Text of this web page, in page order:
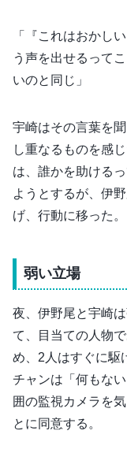
「『これはおかし
う声を出せるって
いのと同じ」
宇崎はその言葉を
し重なるものを感
は、誰かを助ける
ようとするが、伊
げ、行動に移った。
弱い立場
夜、伊野尾と宇崎
て、目当ての人物
め、2人はすぐに駆
チャンは「何もな
囲の監視カメラを
とに同意する。